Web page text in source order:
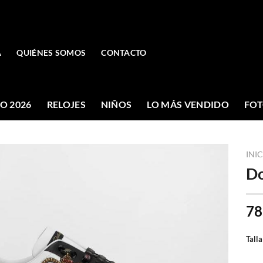
QUIÉNES SOMOS CONTACTO
2026 RELOJES NIÑOS LO MÁS VENDIDO